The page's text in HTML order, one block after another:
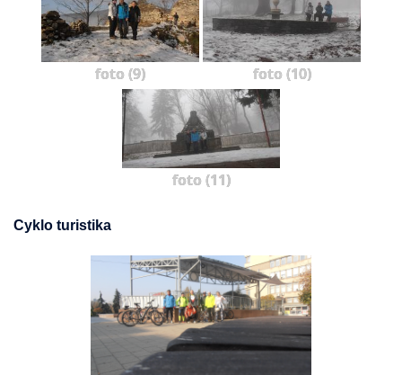
foto (9) foto (10)
foto (11)
Cyklo turistika